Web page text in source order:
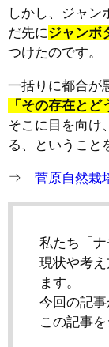
しかし、ジャン
だ先にジャンボ
つけたのです。
一括りに都合が
「その存在とど
そこに目を向け
る、ということ
⇒ 菅原自然栽
私たち「
現状や考
ます。
今回の記
この記事を